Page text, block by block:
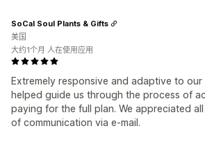
Extremely responsive and adaptive to our
helped guide us through the process of
paying for the full plan. We appreciated
of communication via e-mail.
SoCal Soul Plants & Gifts
美国
大约1个月 人在使用应用